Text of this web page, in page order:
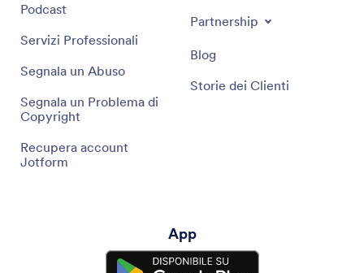
Podcast
Servizi Professionali
Segnala un Abuso
Segnala un Problema di
Copyright
Recupera account
Jotform
Partnership
Blog
Storie dei Clienti
App